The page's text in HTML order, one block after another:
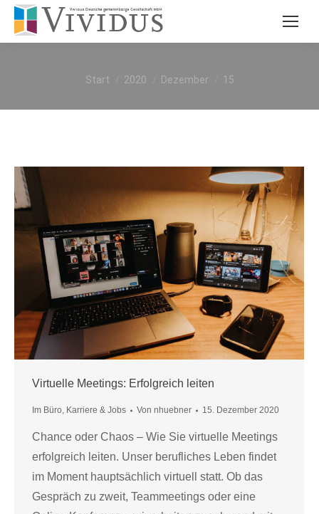
Sie befinden sich hier:
Start 2020 Dezember 15
Virtuelle Meetings: Erfolgreich leiten
Im Büro, Karriere & Jobs Von nhuebner 15. Dezember 2020
Chance oder Chaos – Wie Sie virtuelle Meetings
erfolgreich leiten. Unser berufliches Leben findet
im Moment hauptsächlich virtuell statt. Ob das
Gespräch zu zweit, Teammeetings oder eine